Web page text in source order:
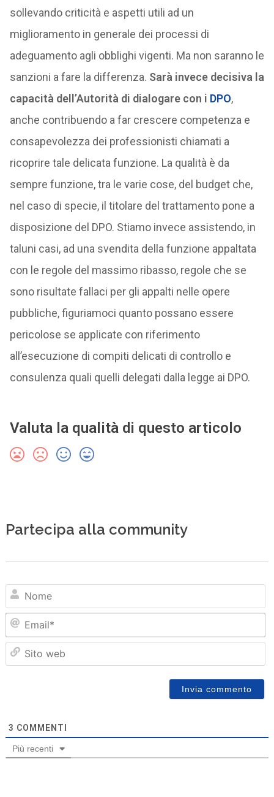
sollevando criticità e aspetti utili ad un
miglioramento in generale dei processi di
adeguamento agli obblighi vigenti. Ma non saranno le
sanzioni a fare la differenza. Sarà invece decisiva la
capacità dell’Autorità di dialogare con i DPO,
anche contribuendo a far crescere competenza e
consapevolezza dei professionisti chiamati a
ricoprire tale delicata funzione. La qualità è da
sempre funzione, tra le varie cose, del budget che,
nel caso di specie, il titolare del trattamento pone a
disposizione del DPO. Stiamo invece assistendo, in
taluni casi, ad una svendita della funzione appaltata
con le regole del massimo ribasso, regole che se
sono risultate fallaci per gli appalti nelle opere
pubbliche, figuriamoci quanto possano essere
pericolose se applicate con riferimento
all’esecuzione di compiti delicati di controllo e
consulenza quali quelli delegati dalla legge ai DPO.
Valuta la qualità di questo articolo
Partecipa alla community
3 COMMENTI
Più recenti